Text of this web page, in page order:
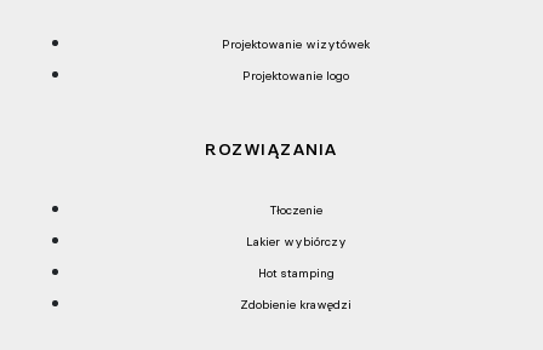
Projektowanie wizytówek
Projektowanie logo
ROZWIĄZANIA
Tłoczenie
Lakier wybiórczy
Hot stamping
Zdobienie krawędzi